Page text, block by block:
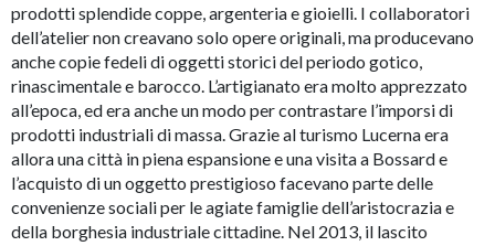
prodotti splendide coppe, argenteria e gioielli. I collaboratori
dell’atelier non creavano solo opere originali, ma producevano
anche copie fedeli di oggetti storici del periodo gotico,
rinascimentale e barocco. L’artigianato era molto apprezzato
all’epoca, ed era anche un modo per contrastare l’imporsi di
prodotti industriali di massa. Grazie al turismo Lucerna era
allora una città in piena espansione e una visita a Bossard e
l’acquisto di un oggetto prestigioso facevano parte delle
convenienze sociali per le agiate famiglie dell’aristocrazia e
della borghesia industriale cittadine. Nel 2013, il lascito